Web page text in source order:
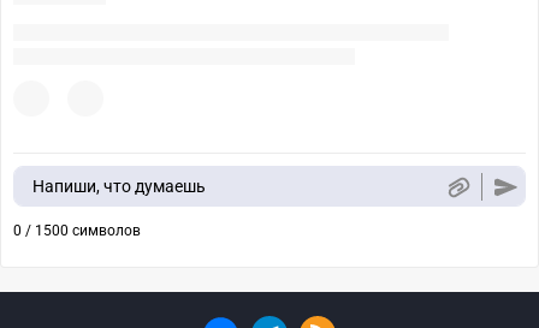
Напиши, что думаешь
0 / 1500 символов